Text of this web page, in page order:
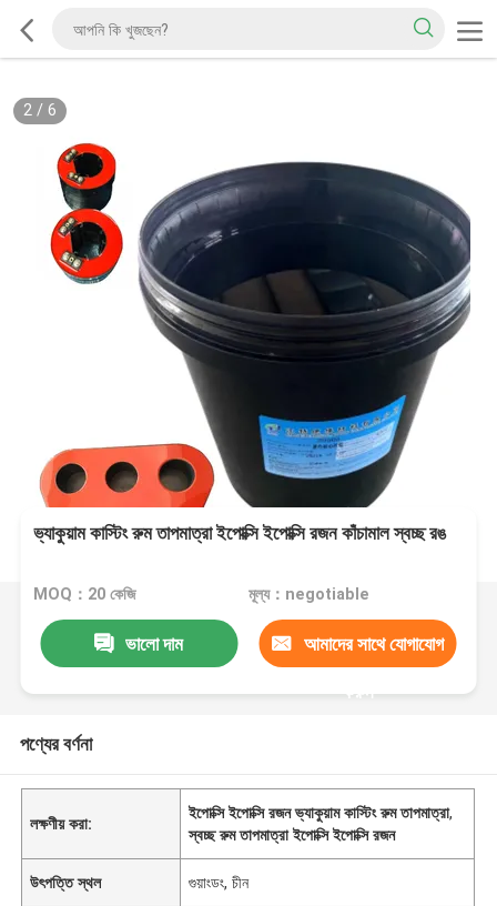
2/ 6
ভ্যাকুয়াম কাস্টিং রুম তাপমাত্রা ইপোক্সি ইপোক্সি রজন কাঁচামাল স্বচ্ছ রঙ
MOQ：20 কেজি মূল্য：negotiable
ভালো দাম আমাদের সাথে যোগাযোগ
করুন
পণ্যের বর্ণনা
লক্ষণীয় করা:
ইপোক্সি ইপোক্সি রজন ভ্যাকুয়াম কাস্টিং রুম তাপমাত্রা,
স্বচ্ছ রুম তাপমাত্রা ইপোক্সি ইপোক্সি রজন
উৎপত্তি স্থল গুয়াংডং, চীন